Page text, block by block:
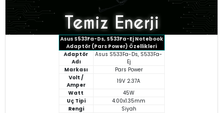
Asus S533Fa-Ds, S533Fa-Ej Notebook
Adaptör (Pars Power) Özellikleri
Adaptör
Adı
Asus S533Fa-Ds, S533Fa-
Ej
Markası
Pars Power
Volt /
Amper
19V 2.37A
Watt
45W
Uç Tipi
4.00x1.35mm
Rengi
Siyah